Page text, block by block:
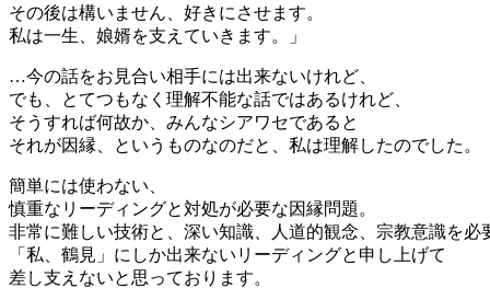
その後は構いません、好きにさせます。
私は一生、娘婿を支えていきます。」
…今の話をお見合い相手には出来ないけれど、
でも、とてつもなく理解不能な話ではあるけれど、
そうすれば何故か、みんなシアワセであると
それが因縁、というものなのだと、私は理解したのでした。
簡単には使わない、
慎重なリーディングと対処が必要な因縁問題。
非常に難しい技術と、深い知識、人道的観念、宗教意識を必
「私、鶴見」にしか出来ないリーディングと申し上げて
差し支えないと思っております。